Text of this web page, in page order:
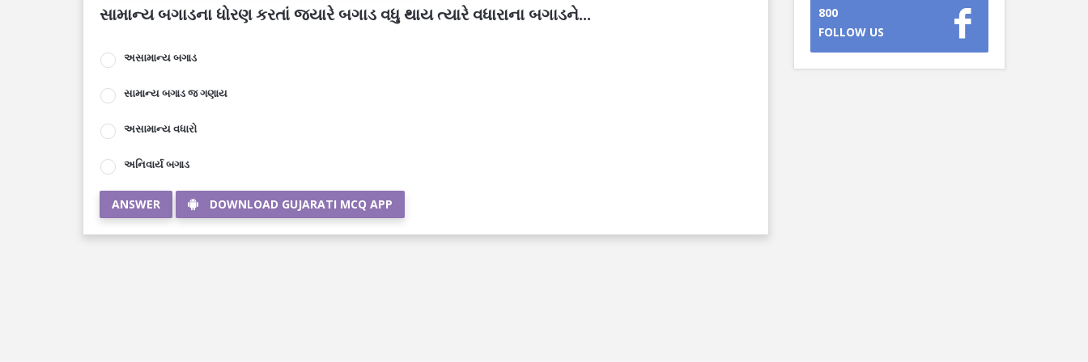
સામાન્ય બગાડના ધોરણ કરતાં જ્યારે બગાડ વધુ થાય ત્યારે વધારાના બગાડને...
અસામાન્ય બગાડ
સામાન્ય બગાડ જ ગણાય
અસામાન્ય વધારો
અનિવાર્ય બગાડ
ANSWER DOWNLOAD GUJARATI MCQ APP
800
FOLLOW US